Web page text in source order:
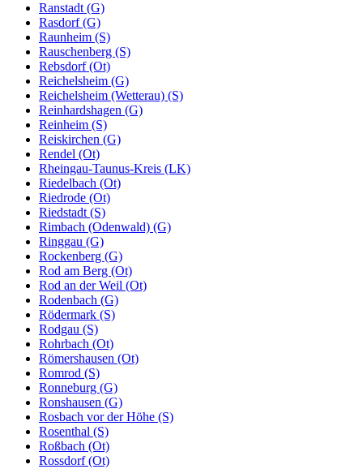
Ranstadt (G)
Rasdorf (G)
Raunheim (S)
Rauschenberg (S)
Rebsdorf (Ot)
Reichelsheim (G)
Reichelsheim (Wetterau) (S)
Reinhardshagen (G)
Reinheim (S)
Reiskirchen (G)
Rendel (Ot)
Rheingau-Taunus-Kreis (LK)
Riedelbach (Ot)
Riedrode (Ot)
Riedstadt (S)
Rimbach (Odenwald) (G)
Ringgau (G)
Rockenberg (G)
Rod am Berg (Ot)
Rod an der Weil (Ot)
Rodenbach (G)
Rödermark (S)
Rodgau (S)
Rohrbach (Ot)
Römershausen (Ot)
Romrod (S)
Ronneburg (G)
Ronshausen (G)
Rosbach vor der Höhe (S)
Rosenthal (S)
Roßbach (Ot)
Rossdorf (Ot)